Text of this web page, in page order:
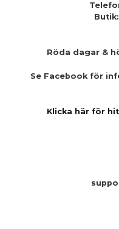
Röda dagar &
Se Facebook för
Klicka här för